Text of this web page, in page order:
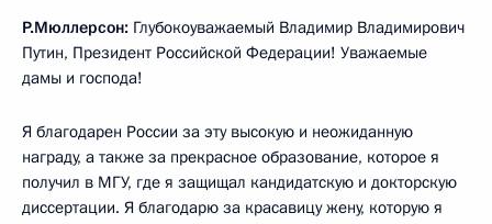
Р.Мюллерсон: Глубокоуважаемый Владимир Владимирович
Путин, Президент Российской Федерации! Уважаемые
дамы и господа!
Я благодарен России за эту высокую и неожиданную
награду, а также за прекрасное образование, которое я
получил в МГУ, где я защищал кандидатскую и докторскую
диссертации. Я благодарю за красавицу жену, которую я